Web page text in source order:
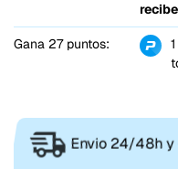
Gana 27 puntos:
Envio 24/48h y